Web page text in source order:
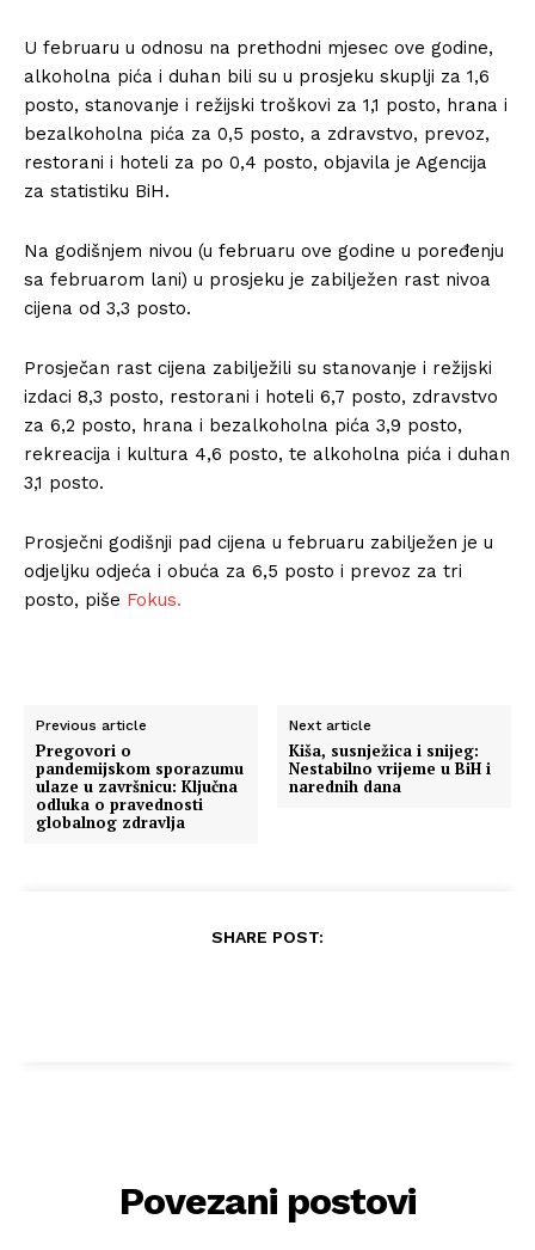
U februaru u odnosu na prethodni mjesec ove godine,
alkoholna pića i duhan bili su u prosjeku skuplji za 1,6
posto, stanovanje i režijski troškovi za 1,1 posto, hrana i
bezalkoholna pića za 0,5 posto, a zdravstvo, prevoz,
restorani i hoteli za po 0,4 posto, objavila je Agencija
za statistiku BiH.
Na godišnjem nivou (u februaru ove godine u poređenju
sa februarom lani) u prosjeku je zabilježen rast nivoa
cijena od 3,3 posto.
Prosječan rast cijena zabilježili su stanovanje i režijski
izdaci 8,3 posto, restorani i hoteli 6,7 posto, zdravstvo
za 6,2 posto, hrana i bezalkoholna pića 3,9 posto,
rekreacija i kultura 4,6 posto, te alkoholna pića i duhan
3,1 posto.
Prosječni godišnji pad cijena u februaru zabilježen je u
odjeljku odjeća i obuća za 6,5 posto i prevoz za tri
posto, piše Fokus.
Previous article
Pregovori o
pandemijskom sporazumu
ulaze u završnicu: Ključna
odluka o pravednosti
globalnog zdravlja
Next article
Kiša, susnježica i snijeg:
Nestabilno vrijeme u BiH i
narednih dana
SHARE POST:
Povezani postovi